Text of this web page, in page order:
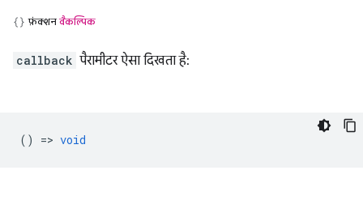
फ़ंक्शन वैकल्पिक
callback पैरामीटर ऐसा दिखता है:
() => void